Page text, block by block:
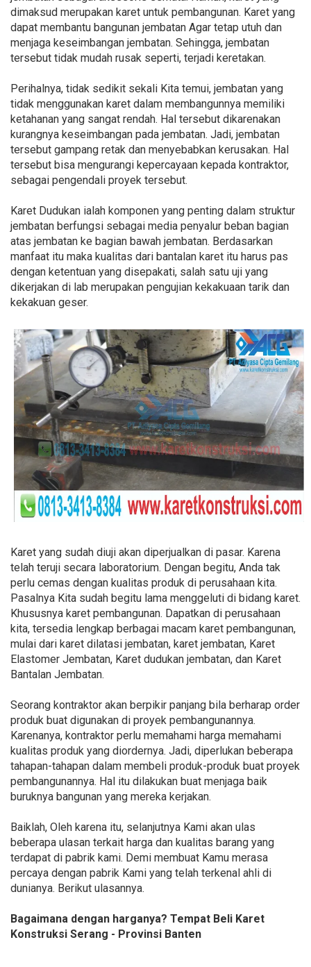
dimaksud merupakan karet untuk pembangunan. Karet yang
dapat membantu bangunan jembatan Agar tetap utuh dan
menjaga keseimbangan jembatan. Sehingga, jembatan
tersebut tidak mudah rusak seperti, terjadi keretakan.
Perihalnya, tidak sedikit sekali Kita temui, jembatan yang
tidak menggunakan karet dalam membangunnya memiliki
ketahanan yang sangat rendah. Hal tersebut dikarenakan
kurangnya keseimbangan pada jembatan. Jadi, jembatan
tersebut gampang retak dan menyebabkan kerusakan. Hal
tersebut bisa mengurangi kepercayaan kepada kontraktor,
sebagai pengendali proyek tersebut.
Karet Dudukan ialah komponen yang penting dalam struktur
jembatan berfungsi sebagai media penyalur beban bagian
atas jembatan ke bagian bawah jembatan. Berdasarkan
manfaat itu maka kualitas dari bantalan karet itu harus pas
dengan ketentuan yang disepakati, salah satu uji yang
dikerjakan di lab merupakan pengujian kekakuaan tarik dan
kekakuan geser.
Karet yang sudah diuji akan diperjualkan di pasar. Karena
telah teruji secara laboratorium. Dengan begitu, Anda tak
perlu cemas dengan kualitas produk di perusahaan kita.
Pasalnya Kita sudah begitu lama menggeluti di bidang karet.
Khususnya karet pembangunan. Dapatkan di perusahaan
kita, tersedia lengkap berbagai macam karet pembangunan,
mulai dari karet dilatasi jembatan, karet jembatan, Karet
Elastomer Jembatan, Karet dudukan jembatan, dan Karet
Bantalan Jembatan.
Seorang kontraktor akan berpikir panjang bila berharap order
produk buat digunakan di proyek pembangunannya.
Karenanya, kontraktor perlu memahami harga memahami
kualitas produk yang diordernya. Jadi, diperlukan beberapa
tahapan-tahapan dalam membeli produk-produk buat proyek
pembangunannya. Hal itu dilakukan buat menjaga baik
buruknya bangunan yang mereka kerjakan.
Baiklah, Oleh karena itu, selanjutnya Kami akan ulas
beberapa ulasan terkait harga dan kualitas barang yang
terdapat di pabrik kami. Demi membuat Kamu merasa
percaya dengan pabrik Kami yang telah terkenal ahli di
dunianya. Berikut ulasannya.
Bagaimana dengan harganya? Tempat Beli Karet
Konstruksi Serang - Provinsi Banten